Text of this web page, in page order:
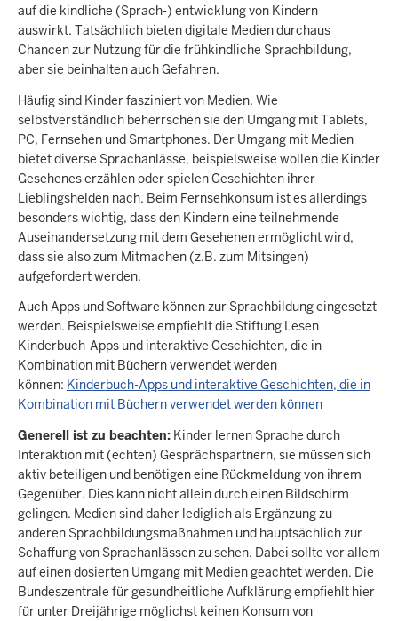
auf die kindliche (Sprach-) entwicklung von Kindern
auswirkt. Tatsächlich bieten digitale Medien durchaus
Chancen zur Nutzung für die frühkindliche Sprachbildung,
aber sie beinhalten auch Gefahren.
Häufig sind Kinder fasziniert von Medien. Wie
selbstverständlich beherrschen sie den Umgang mit Tablets,
PC, Fernsehen und Smartphones. Der Umgang mit Medien
bietet diverse Sprachanlässe, beispielsweise wollen die Kinder
Gesehenes erzählen oder spielen Geschichten ihrer
Lieblingshelden nach. Beim Fernsehkonsum ist es allerdings
besonders wichtig, dass den Kindern eine teilnehmende
Auseinandersetzung mit dem Gesehenen ermöglicht wird,
dass sie also zum Mitmachen (z.B. zum Mitsingen)
aufgefordert werden.
Auch Apps und Software können zur Sprachbildung eingesetzt
werden. Beispielsweise empfiehlt die Stiftung Lesen
Kinderbuch-Apps und interaktive Geschichten, die in
Kombination mit Büchern verwendet werden
können: Kinderbuch-Apps und interaktive Geschichten, die in
Kombination mit Büchern verwendet werden können
Generell ist zu beachten: Kinder lernen Sprache durch
Interaktion mit (echten) Gesprächspartnern, sie müssen sich
aktiv beteiligen und benötigen eine Rückmeldung von ihrem
Gegenüber. Dies kann nicht allein durch einen Bildschirm
gelingen. Medien sind daher lediglich als Ergänzung zu
anderen Sprachbildungsmaßnahmen und hauptsächlich zur
Schaffung von Sprachanlässen zu sehen. Dabei sollte vor allem
auf einen dosierten Umgang mit Medien geachtet werden. Die
Bundeszentrale für gesundheitliche Aufklärung empfiehlt hier
für unter Dreijährige möglichst keinen Konsum von